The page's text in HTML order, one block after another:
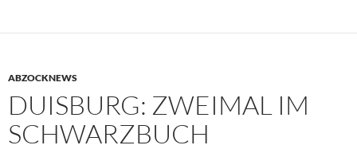
ABZOCKNEWS
DUISBURG: ZWEIMAL IM
SCHWARZBUCH